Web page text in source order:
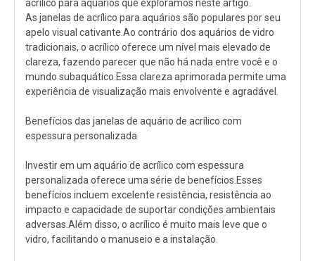
acrílico para aquários que exploramos neste artigo.
As janelas de acrílico para aquários são populares por seu
apelo visual cativante.Ao contrário dos aquários de vidro
tradicionais, o acrílico oferece um nível mais elevado de
clareza, fazendo parecer que não há nada entre você e o
mundo subaquático.Essa clareza aprimorada permite uma
experiência de visualização mais envolvente e agradável.
Benefícios das janelas de aquário de acrílico com
espessura personalizada
Investir em um aquário de acrílico com espessura
personalizada oferece uma série de benefícios.Esses
benefícios incluem excelente resistência, resistência ao
impacto e capacidade de suportar condições ambientais
adversas.Além disso, o acrílico é muito mais leve que o
vidro, facilitando o manuseio e a instalação.